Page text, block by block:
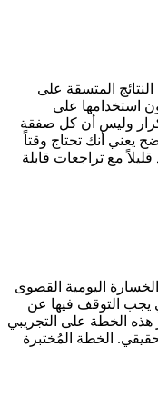
المتسقة على
استخدامها على
وليس أن كل صفقة
يعني أنك تحتاج وقتاً
مع تراجعات قابلة
اليومية القصوى
يجب التوقف فيها عن
هذه الخطة على التجريبي
الخطة المُختبرة